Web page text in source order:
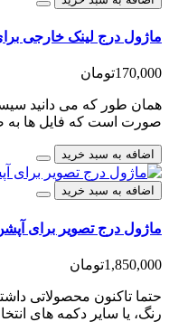
ماژول درج لینک خارجی
170,000تومان
همان طور که می دانید
صورت است که فایل ها به
اضافه به سبد خرید
اضافه به سبد خرید
ماژول درج تصویر برای
1,850,000تومان
حتما تاکنون محصولاتی
رنگ، یا سایر دکمه های